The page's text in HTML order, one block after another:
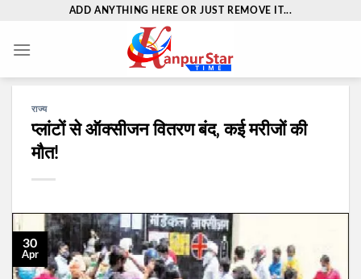
content
ADD ANYTHING HERE OR JUST REMOVE IT...
राज्य
प्लांटों से ऑक्सीजन वितरण बंद‚ कई मरीजों की
मौत!
30
Apr